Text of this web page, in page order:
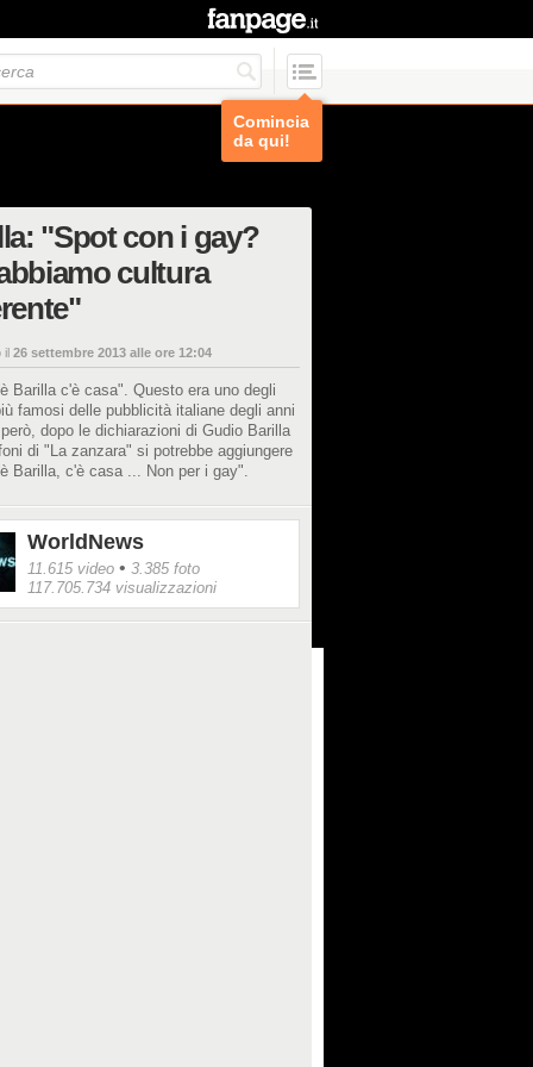
Comincia
da qui!
"Spot con i gay?
cultura
il 26 settembre 2013 alle ore 12:04
Barilla c'è casa". Questo era uno degli
famosi delle pubblicità italiane degli anni
dopo le dichiarazioni di Gudio Barilla
di "La zanzara" si potrebbe aggiungere
Barilla, c'è casa ... Non per i gay".
WorldNews
11.615 video • 3.385 foto
117.705.734 visualizzazioni